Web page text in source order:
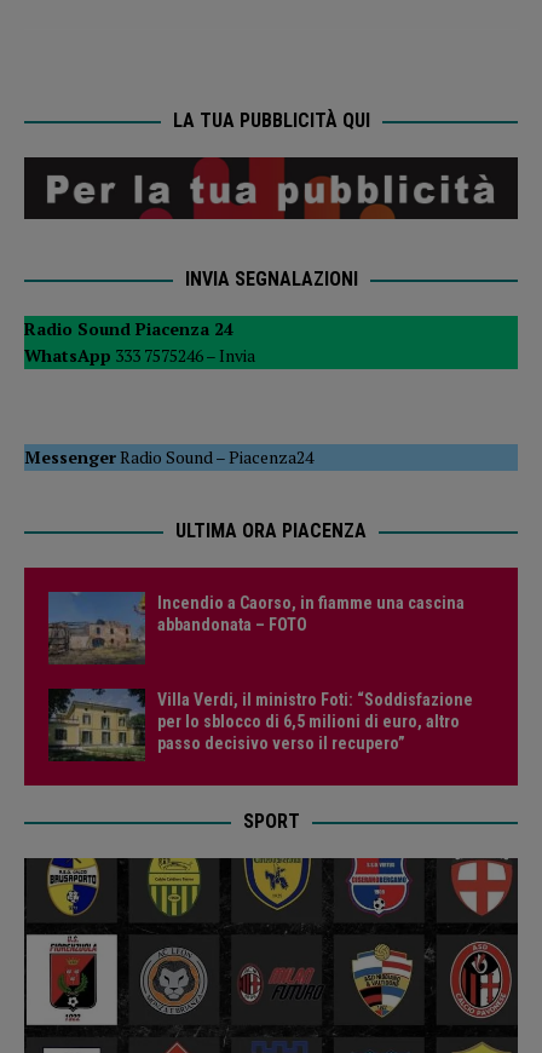
LA TUA PUBBLICITÀ QUI
INVIA SEGNALAZIONI
Radio Sound Piacenza 24
WhatsApp 333 7575246 – Invia
MessengerRadio Sound –Piacenza24
ULTIMA ORA PIACENZA
Incendio a Caorso, in fiamme una cascina
abbandonata – FOTO
Villa Verdi, il ministro Foti: “Soddisfazione
per lo sblocco di 6,5 milioni di euro, altro
passo decisivo verso il recupero”
SPORT